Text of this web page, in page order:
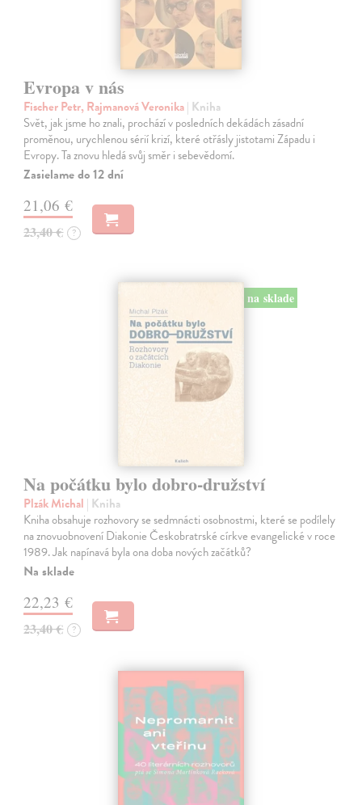
Evropa v nás
Fischer Petr, Rajmanová Veronika| Kniha
Svět, jak jsme ho znali, prochází v posledních dekádách zásadní
proměnou, urychlenou sérií krizí, které otřásly jistotami Západu i
Evropy. Ta znovu hledá svůj směr i sebevědomí.
Zasielame do 12 dní
21,06 €
23,40 € ?
na sklade
Na počátku bylo dobro-družství
Plzák Michal | Kniha
Kniha obsahuje rozhovory se sedmnácti osobnostmi, které se podílely
na znovuobnovení Diakonie Českobratrské církve evangelické v roce
1989. Jak napínavá byla ona doba nových začátků?
Na sklade
22,23 €
23,40 € ?